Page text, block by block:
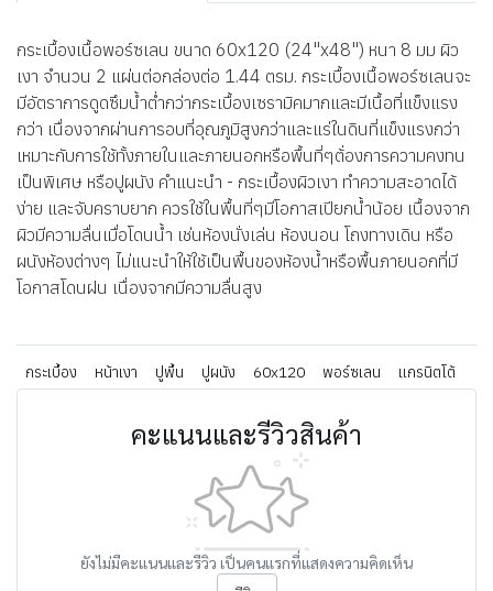
กระเบื้องเนื้อพอร์ซเลน ขนาด 60x120 (24"x48") หนา 8 มม ผิว
เงา จำนวน 2 แผ่นต่อกล่องต่อ 1.44 ตรม. กระเบื้องเนื้อพอร์ซเลนจะ
มีอัตราการดูดซึมน้ำต่ำกว่ากระเบื้องเซรามิคมากและมีเนื้อที่แข็งแรง
กว่า เนื่องจากผ่านการอบที่อุณภูมิสูงกว่าและแร่ในดินที่แข็งแรงกว่า
เหมาะกับการใช้ทั้งภายในและภายนอกหรือพื้นที่ๆต้่องการความคงทน
เป็นพิเศษ หรือปูผนัง คำแนะนำ - กระเบื้องผิวเงา ทำความสะอาดได้
ง่าย และจับคราบยาก ควรใช้ในพื้นที่ๆมีโอกาสเปียกน้ำน้อย เนื้องจาก
ผิวมีความลื่นเมื่อโดนน้ำ เช่นห้องนั่งเล่น ห้องนอน โถงทางเดิน หรือ
ผนังห้องต่างๆ ไม่แนะนำให้ใช้เป็นพื้นของห้องน้ำหรือพื้นภายนอกที่มี
โอกาสโดนฝน เนื่องจากมีความลื่นสูง
กระเบื้อง หน้าเงา ปูพื้น ปูผนัง 60x120 พอร์ซเลน แกรนิตโต้
คะแนนและรีวิวสินค้า
ยังไม่มีคะแนนและรีวิว เป็นคนแรกที่แสดงความคิดเห็น